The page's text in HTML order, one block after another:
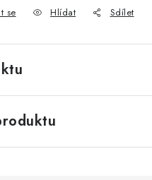
se Hlídat Sdílet